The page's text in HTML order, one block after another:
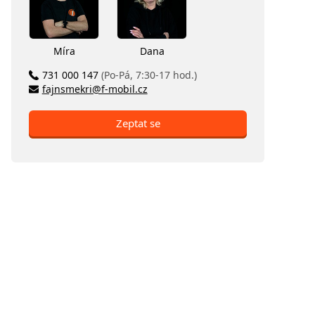
Míra
Dana
731 000 147 (Po-Pá, 7:30-17 hod.)
fajnsmekri@f-mobil.cz
Zeptat se